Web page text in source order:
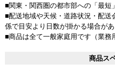
■関東・関西圏の都市部への「最短
■配送地域や天候・道路状況・配送
係で目安より日数が掛かる場合が
■商品は全て一般家庭用です（業務
商品ス